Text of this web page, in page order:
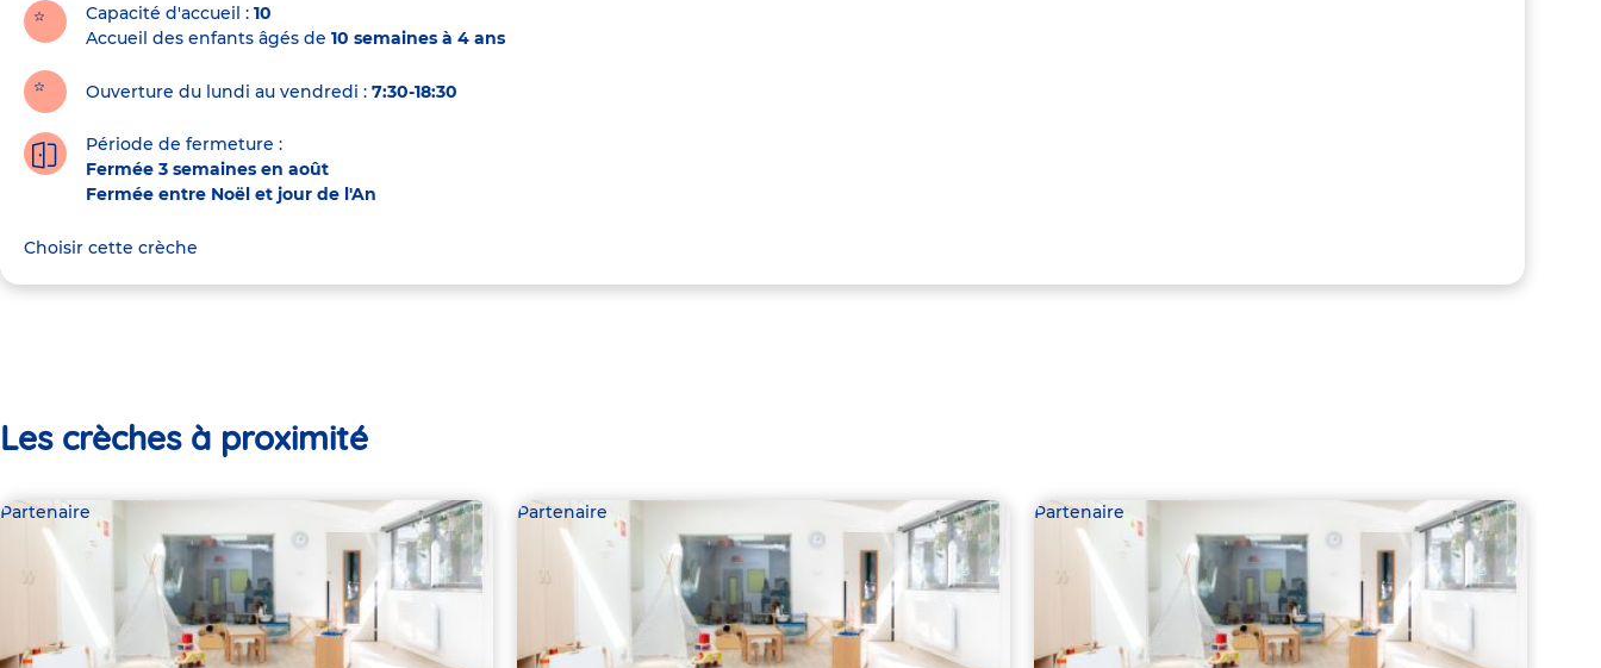
Capacité d'accueil
10
Accueil des enfants âgés de 10 semaines à 4 ans
Ouverture du lundi au vendredi : 7:30-18:30
Période de fermeture :
Fermée 3 semaines en août
Fermée entre Noël et jour de l'An
Choisir cette crèche
Les crèches à proximité
Partenaire Partenaire Partenaire